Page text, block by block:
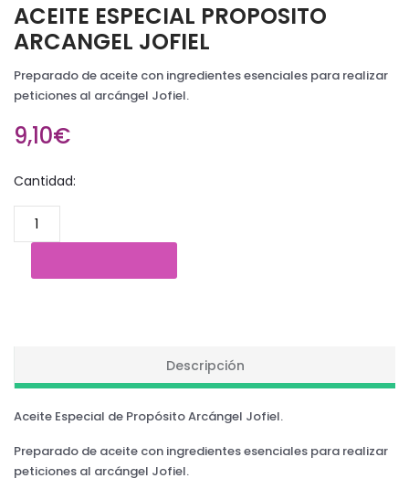
ACEITE ESPECIAL PROPOSITO
ARCANGEL JOFIEL
Preparado de aceite con ingredientes esenciales para realizar
peticiones al arcángel Jofiel.
9,10€
Cantidad:
Descripción
Aceite Especial de Propósito Arcángel Jofiel.
Preparado de aceite con ingredientes esenciales para realizar
peticiones al arcángel Jofiel.